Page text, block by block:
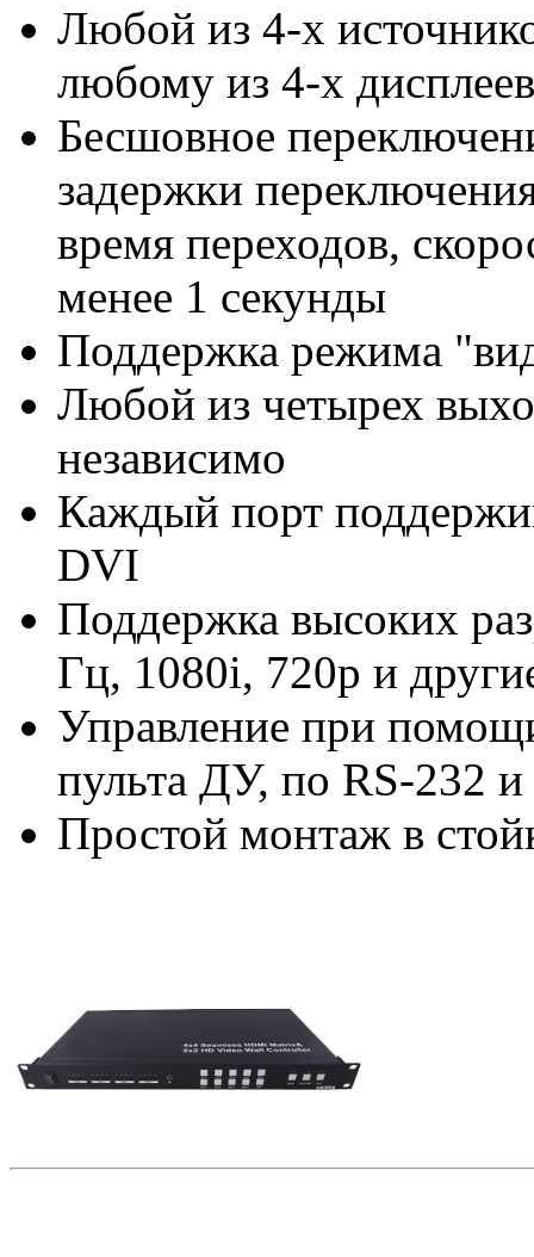
Любой из 4-х
любому из 4-х дисплеев
Бесшовное
задержки
время переходов,
менее 1 секунды
Поддержка режима
Любой из четырех
независимо
Каждый порт
DVI
Поддержка высоких
Гц, 1080i, 720p и
Управление при
пульта ДУ, по RS-232
Простой монтаж в